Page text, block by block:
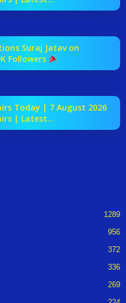
Suraj Jatav on
Followers
Today | 7 August 2026
| Latest...
1289
956
372
336
269